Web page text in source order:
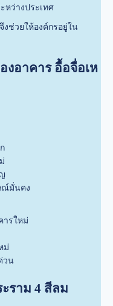
หว่างประเทศ
งช่วยให้องค์กรอยู่ใน
อาคาร อื้อจื่อเห
ณ์มั่นคง
ารใหม่
ม่
วน
ราม 4 สีลม